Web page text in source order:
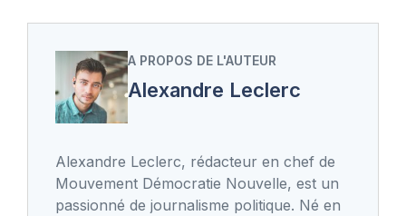
A PROPOS DE L'AUTEUR
Alexandre Leclerc
Alexandre Leclerc, rédacteur en chef de
Mouvement Démocratie Nouvelle, est un
passionné de journalisme politique. Né en